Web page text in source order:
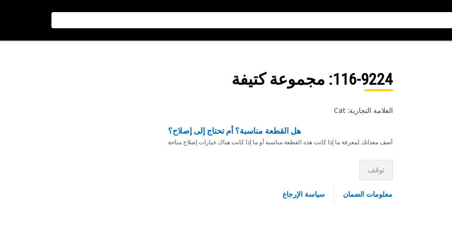
116-9224: مجموعة كتيفة
العلامة التجارية: Cat
هل القطعة مناسبة؟ أم تحتاج إلى إصلاح؟
أضف معداتك لمعرفة ما إذا كانت هذه القطعة مناسبة أو ما إذا كانت هناك خيارات إصلاح متاحة
توقف
معلومات الضمان سياسة الإرجاع